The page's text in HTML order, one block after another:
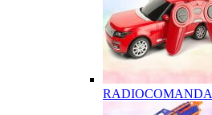
RADIOCOMANDA